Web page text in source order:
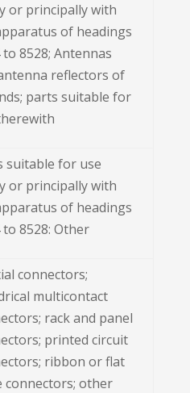
or principally with
of headings
to 8528; Antennas
reflectors of
parts suitable for
suitable for use
or principally with
of headings
to 8528: Other
connectors;
multicontact
rack and panel
printed circuit
ribbon or flat
connectors; other